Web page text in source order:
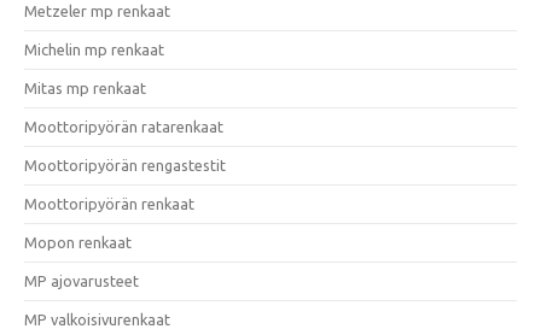
Metzeler mp renkaat
Michelin mp renkaat
Mitas mp renkaat
Moottoripyörän ratarenkaat
Moottoripyörän rengastestit
Moottoripyörän renkaat
Mopon renkaat
MP ajovarusteet
MP valkoisivurenkaat